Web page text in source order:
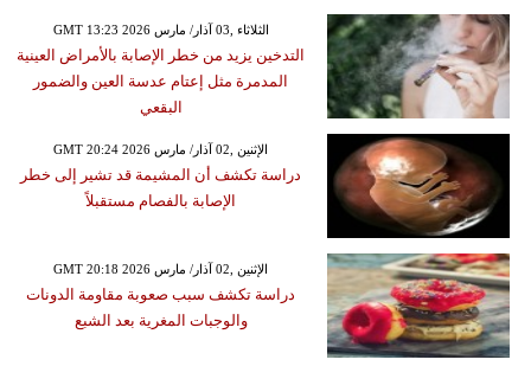
GMT 13:23 2026 الثلاثاء ,03 آذار/ مارس
التدخين يزيد من خطر الإصابة بالأمراض العينية
المدمرة مثل إعتام عدسة العين والضمور
البقعي
GMT 20:24 2026 الإثنين ,02 آذار/ مارس
دراسة تكشف أن المشيمة قد تشير إلى خطر
الإصابة بالفصام مستقبلاً
GMT 20:18 2026 الإثنين ,02 آذار/ مارس
دراسة تكشف سبب صعوبة مقاومة الدونات
والوجبات المغرية بعد الشبع